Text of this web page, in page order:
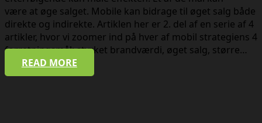
være at øge salget. Mobile kan bidrage til øget salg både
direkte og indirekte. Artiklen her er 2. del af en serie af 4
artikler, hvor vi zoomer ind på hver af mobil strategiens 4
forretningsmål: styrket brandværdi, øget salg, større…
READ MORE